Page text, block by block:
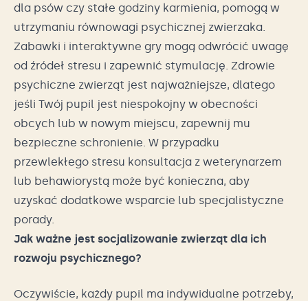
dla psów czy stałe godziny karmienia, pomogą w
utrzymaniu równowagi psychicznej zwierzaka.
Zabawki i interaktywne gry mogą odwrócić uwagę
od źródeł stresu i zapewnić stymulację. Zdrowie
psychiczne zwierząt jest najważniejsze, dlatego
jeśli Twój pupil jest niespokojny w obecności
obcych lub w nowym miejscu, zapewnij mu
bezpieczne schronienie. W przypadku
przewlekłego stresu konsultacja z weterynarzem
lub behawiorystą może być konieczna, aby
uzyskać dodatkowe wsparcie lub specjalistyczne
porady.
Jak ważne jest socjalizowanie zwierząt dla ich
rozwoju psychicznego?
Oczywiście, każdy pupil ma indywidualne potrzeby,